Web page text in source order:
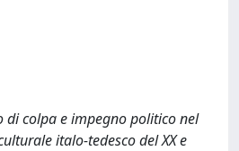
di colpa e impegno politico nel
italo-tedesco del XX e